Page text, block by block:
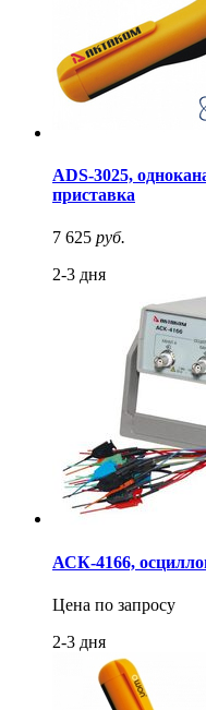
ADS-3025,
приставка
7 625 руб.
2-3 дня
АСК-4166,
Цена по запросу
2-3 дня